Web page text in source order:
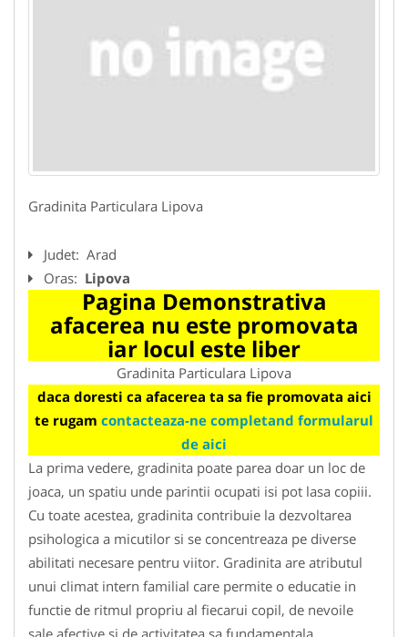
Gradinita Particulara Lipova
Judet: Arad
Oras: Lipova
Pagina Demonstrativa
afacerea nu este promovata
iar locul este liber
Gradinita Particulara Lipova
daca doresti ca afacerea ta sa fie promovata aici
te rugam contacteaza-ne completand formularul
de aici
La prima vedere, gradinita poate parea doar un loc de
joaca, un spatiu unde parintii ocupati isi pot lasa copiii.
Cu toate acestea, gradinita contribuie la dezvoltarea
psihologica a micutilor si se concentreaza pe diverse
abilitati necesare pentru viitor. Gradinita are atributul
unui climat intern familial care permite o educatie in
functie de ritmul propriu al fiecarui copil, de nevoile
sale afective si de activitatea sa fundamentala,